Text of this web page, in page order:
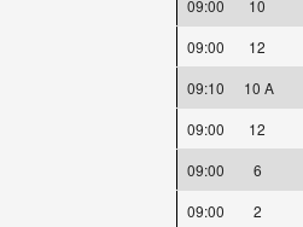
09:00
10
09:00
12
09:10
10 A
09:00
12
09:00
6
09:00
2